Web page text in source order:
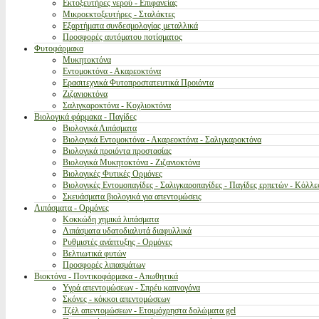
Εκτοξευτήρες νερού - Επιφανείας
Μικροεκτοξευτήρες - Σταλάκτες
Εξαρτήματα συνδεσμολογίας μεταλλικά
Προσφορές αυτόματου ποτίσματος
Φυτοφάρμακα
Μυκητοκτόνα
Εντομοκτόνα - Ακαρεοκτόνα
Ερασιτεχνικά Φυτοπροστατευτικά Προιόντα
Ζιζανιοκτόνα
Σαλιγκαροκτόνα - Κοχλιοκτόνα
Βιολογικά φάρμακα - Παγίδες
Βιολογικά Λιπάσματα
Βιολογικά Εντομοκτόνα - Ακαρεοκτόνα - Σαλιγκαροκτόνα
Βιολογικά προιόντα προστασίας
Βιολογικά Μυκητοκτόνα - Ζιζανιοκτόνα
Βιολογικές Φυτικές Ορμόνες
Βιολογικές Εντομοπαγίδες - Σαλιγκαροπαγίδες - Παγίδες ερπετών -
Σκευάσματα βιολογικά για απεντομώσεις
Λιπάσματα - Ορμόνες
Κοκκώδη χημικά λιπάσματα
Λιπάσματα υδατοδιαλυτά διαφυλλικά
Ρυθμιστές ανάπτυξης - Ορμόνες
Βελτιωτικά φυτών
Προσφορές λιπασμάτων
Βιοκτόνα - Ποντικοφάρμακα - Απωθητικά
Υγρά απεντομώσεων - Σπρέυ καπνογόνα
Σκόνες - κόκκοι απεντομώσεων
Τζέλ απεντομώσεων - Ετοιμόχρηστα δολώματα gel